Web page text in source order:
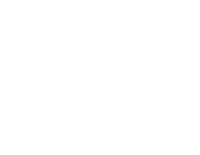
Ракитин: российская